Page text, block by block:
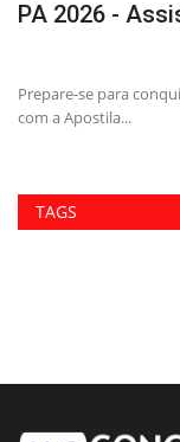
PA 2026 -
Prepare-se para
com a Apostila...
TAGS